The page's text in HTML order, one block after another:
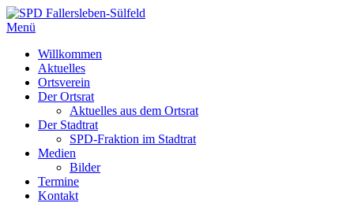
Zum
Inhalt
Menü
Willkommen
Aktuelles
Ortsverein
Der Ortsrat
Aktuelles aus dem Ortsrat
Der Stadtrat
SPD-Fraktion im Stadtrat
Medien
Bilder
Termine
Kontakt